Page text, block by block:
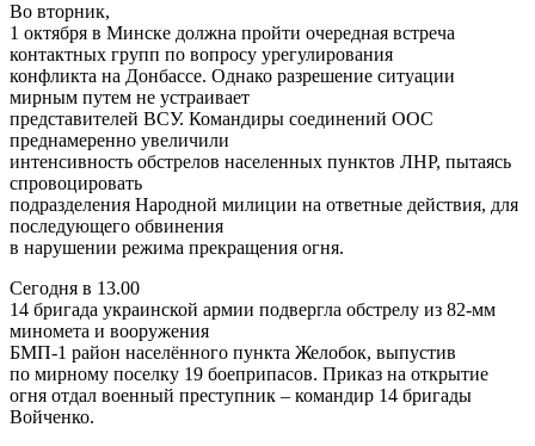
Во вторник,
1 октября в Минске должна пройти очередная встреча
контактных групп по вопросу урегулирования
конфликта на Донбассе. Однако разрешение ситуации
мирным путем не устраивает
представителей ВСУ. Командиры соединений ООС
преднамеренно увеличили
интенсивность обстрелов населенных пунктов ЛНР, пытаясь
спровоцировать
подразделения Народной милиции на ответные действия, для
последующего обвинения
в нарушении режима прекращения огня.
Сегодня в 13.00
14 бригада украинской армии подвергла обстрелу из 82-мм
миномета и вооружения
БМП-1 район населённого пункта Желобок, выпустив
по мирному поселку 19 боеприпасов. Приказ на открытие
огня отдал военный преступник – командир 14 бригады
Войченко.